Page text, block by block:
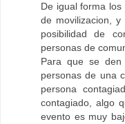
De igual forma
de movilizacion,
posibilidad de
personas de
Para que se den
personas de una
persona
contagiado, algo
evento es muy